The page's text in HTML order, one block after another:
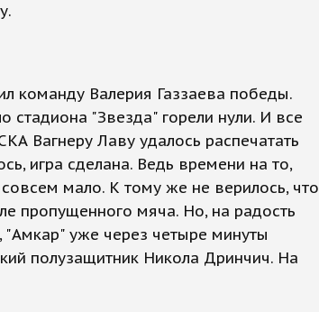
команду Валерия Газзаева победы.
стадиона "Звезда" горели нули. И все
Вагнеру Лаву удалось распечатать
игра сделана. Ведь времени на то,
мало. К тому же не верилось, что
пропущенного мяча. Но, на радость
уже через четыре минуты
полузащитник Никола Дринчич. На